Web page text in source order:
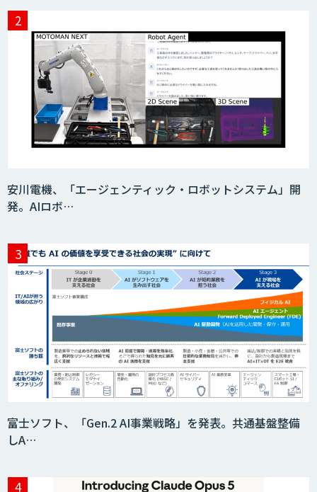
安川電機、「エージェンティック・ロボットシステム」開
発。AIロボ…
富士ソフト、「Gen.2 AI事業戦略」を発表。共通基盤整備
しA…